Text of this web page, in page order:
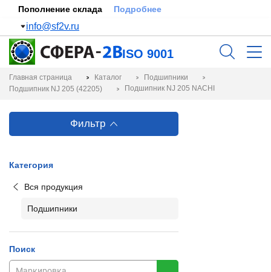
Пополнение склада Подробнее
info@sf2v.ru
ISO 9001
Главная страница Каталог
Подшипники
Подшипник NJ 205 (42205)
Подшипник NJ 205 NACHI
Фильтр
Категория
Вся продукция
Подшипники
Поиск